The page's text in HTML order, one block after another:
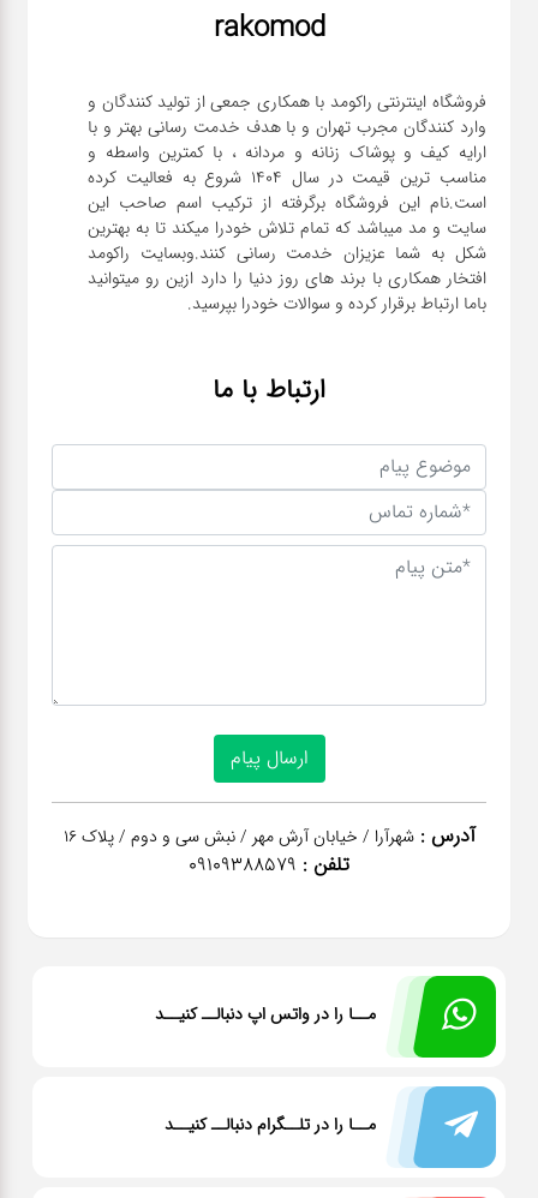
rakomod
فروشگاه اینترنتی راکومد با همکاری جمعی از تولید کنندگان و
وارد کنندگان مجرب تهران و با هدف خدمت رسانی بهتر و با
ارایه کیف و پوشاک زنانه و مردانه ، با کمترین واسطه و
مناسب ترین قیمت در سال 1404 شروع به فعالیت کرده
است.نام این فروشگاه برگرفته از ترکیب اسم صاحب این
سایت و مد میباشد که تمام تلاش خودرا میکند تا به بهترین
شکل به شما عزیزان خدمت رسانی کنند.وبسایت راکومد
افتخار همکاری با برند های روز دنیا را دارد ازین رو میتوانید
باما ارتباط برقرار کرده و سوالات خودرا بپرسید.
ارتباط با ما
آدرس : شهرآرا / خیابان آرش مهر / نبش سی و دوم / پلاک 16
تلفن : 09109388579
مــا را در واتس اپ دنبالــ کنیــد
مــا را در تلــگرام دنبالــ کنیــد